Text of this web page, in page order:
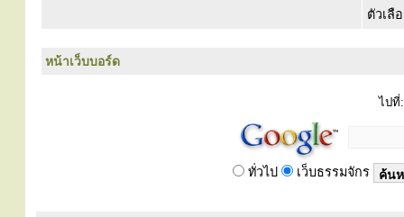
ตัวเลื
หน้าเว็บบอร์ด
ไปที่:
ทั่วไป เว็บธรรมจักร